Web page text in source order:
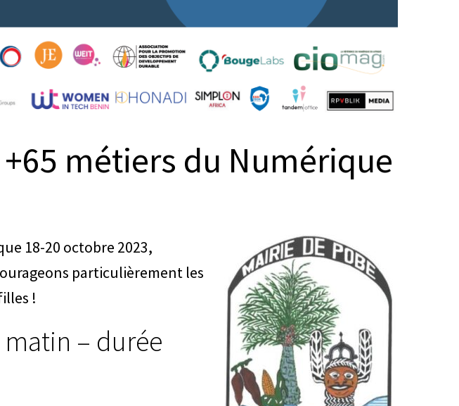
métiers du Numérique
18-20 octobre 2023,
particulièrement les
!
matin – durée